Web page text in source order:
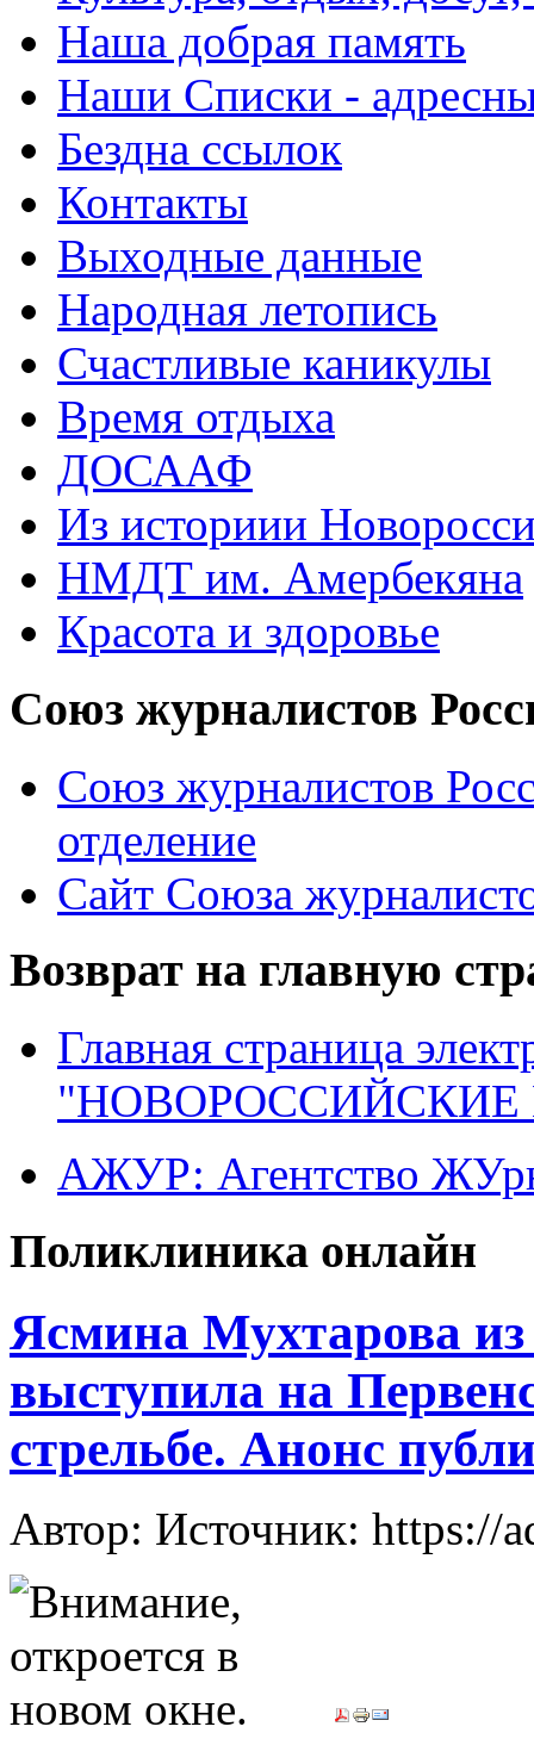
Наша добрая память
Наши Списки -
Бездна ссылок
Контакты
Выходные данные
Народная летопись
Счастливые каникулы
Время отдыха
ДОСААФ
Из историии
НМДТ им. Амербекяна
Красота и здоровье
Союз журналистов
Союз журналистов
отделение
Сайт Союза
Возврат на главную
Главная страница
"НОВОРОССИЙСКИЕ
АЖУР: Агентство
Поликлиника онлайн
Ясмина Мухтарова
выступила на
стрельбе. Анонс
Автор: Источник: https://